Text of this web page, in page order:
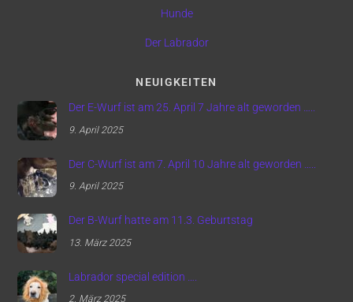
Hunde
Der Labrador
NEUIGKEITEN
Der E-Wurf ist am 25. April 7 Jahre alt geworden …..
9. April 2025
Der C-Wurf ist am 7. April 10 Jahre alt geworden …..
9. April 2025
Der B-Wurf hatte am 11.3. Geburtstag
13. März 2025
Labrador special edition ….
2. März 2025